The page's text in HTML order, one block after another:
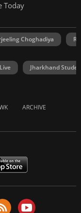
Today
Choghadiya
Jharkhand
ARCHIVE